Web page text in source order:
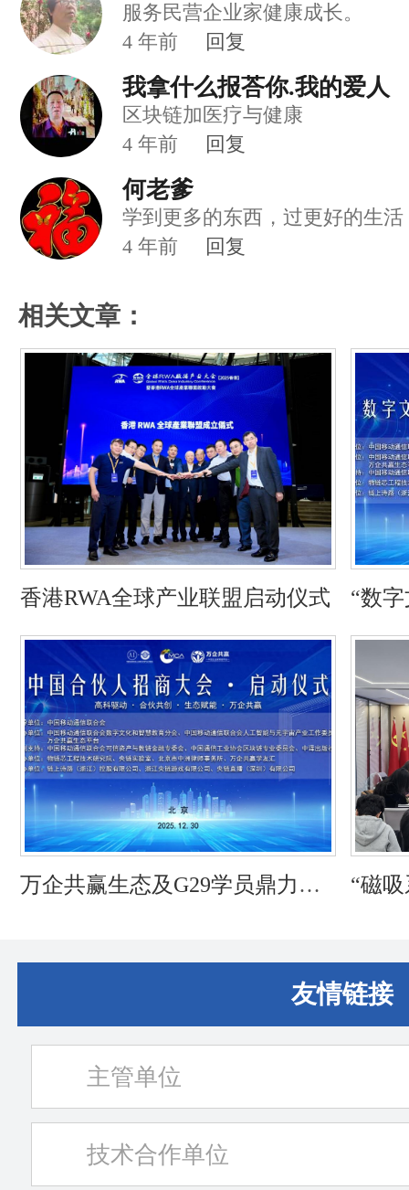
服务民营企业家健康成长。
4 年前 回复
我拿什么报荅你.我的爱人
区块链加医疗与健康
4 年前 回复
何老爹
学到更多的东西，过更好的生活
4 年前 回复
相关文章：
香港RWA全球产业联盟启动仪式
“数
万企共赢生态及G29学员鼎力支
“磁
友情链接
主管单位
技术合作单位